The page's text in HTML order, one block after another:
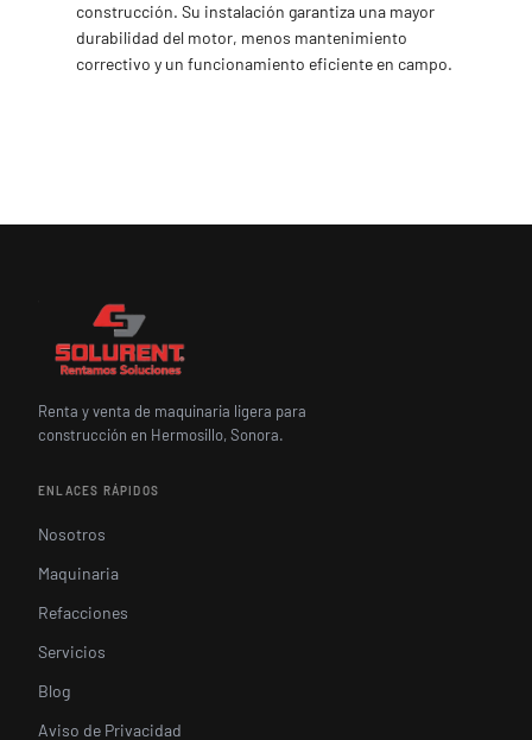
construcción. Su instalación garantiza una mayor
durabilidad del motor, menos mantenimiento
correctivo y un funcionamiento eficiente en campo.
Renta y venta de maquinaria ligera para
construcción en Hermosillo, Sonora.
ENLACES RÁPIDOS
Nosotros
Maquinaria
Refacciones
Servicios
Blog
Aviso de Privacidad